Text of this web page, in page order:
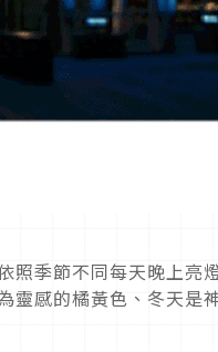
照季節不同每天晚上亮
靈感的橘黃色、冬天是